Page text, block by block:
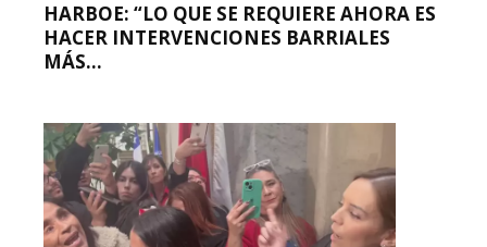
HARBOE: “LO QUE SE REQUIERE AHORA ES
HACER INTERVENCIONES BARRIALES
MÁS...